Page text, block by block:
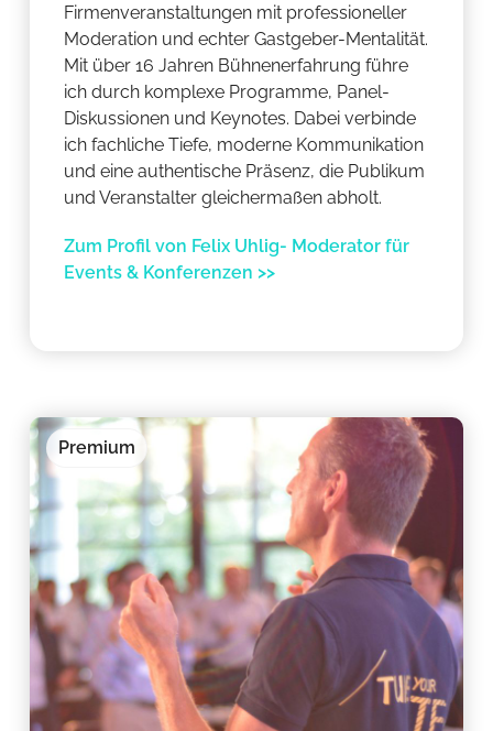
Firmenveranstaltungen mit professioneller
Moderation und echter Gastgeber-Mentalität.
Mit über 16 Jahren Bühnenerfahrung führe
ich durch komplexe Programme, Panel-
Diskussionen und Keynotes. Dabei verbinde
ich fachliche Tiefe, moderne Kommunikation
und eine authentische Präsenz, die Publikum
und Veranstalter gleichermaßen abholt.
Zum Profil von Felix Uhlig- Moderator für
Events & Konferenzen >>
Premium